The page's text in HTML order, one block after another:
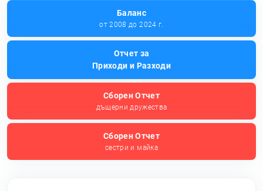
Баланс
от 2008 до 2024 г.
Отчет за
Приходи и Разходи
Сборен Отчет
дъщерни дружества
Сборен Отчет
сестри и майка